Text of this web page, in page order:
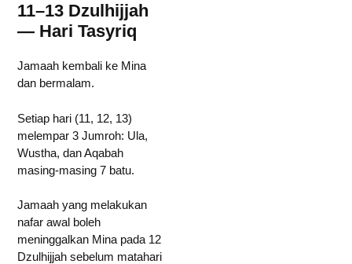
11–13 Dzulhijjah
— Hari Tasyriq
Jamaah kembali ke Mina
dan bermalam.
Setiap hari (11, 12, 13)
melempar 3 Jumroh: Ula,
Wustha, dan Aqabah
masing-masing 7 batu.
Jamaah yang melakukan
nafar awal boleh
meninggalkan Mina pada 12
Dzulhijjah sebelum matahari